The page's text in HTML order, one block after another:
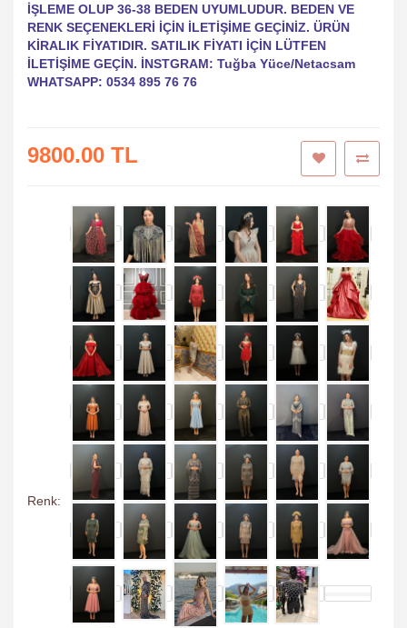
İŞLEME OLUP 36-38 BEDEN UYUMLUDUR. BEDEN VE
RENK SEÇENEKLERİ İÇİN İLETİŞİME GEÇİNİZ. ÜRÜN
KİRALIK FİYATIDIR. SATILIK FİYATI İÇİN LÜTFEN
İLETİŞİME GEÇİN. İNSTGRAM: Tuğba Yüce/Netacsam
WHATSAPP: 0534 895 76 76
9800.00 TL
Renk: